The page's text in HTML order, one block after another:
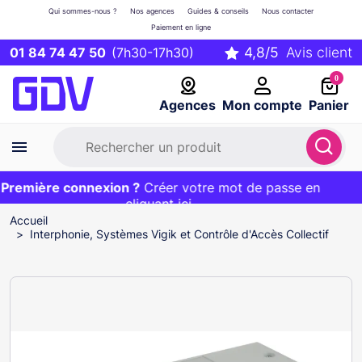
01 84 74 47 50 (7h30-17h30)
Agences Mon compte
Qui sommes-nous ? Nos agences Guides & conseils
Nous contacter
Paiement en ligne
0
Panier
Première commande ?20€ OFFERT sur votre panier
et livraison 24/48h gratuite avec le codeBIENVENUE
connexion ?Créer votre mot de passe en
cliquant ici
EXCLU WEB :
Accueil
Interphonie, Systèmes Vigik et Contrôle d'Accès Collectif